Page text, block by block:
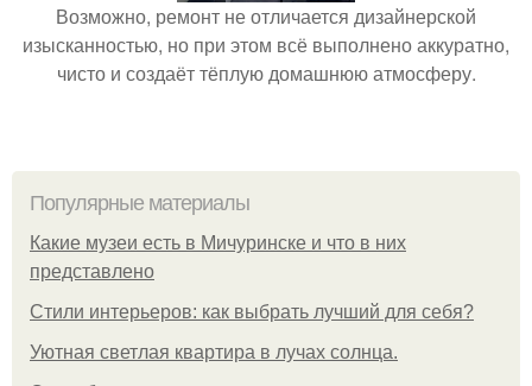
Возможно, ремонт не отличается дизайнерской
изысканностью, но при этом всё выполнено аккуратно,
чисто и создаёт тёплую домашнюю атмосферу.
Популярные материалы
Какие музеи есть в Мичуринске и что в них
представлено
Стили интерьеров: как выбрать лучший для себя?
Уютная светлая квартира в лучах солнца.